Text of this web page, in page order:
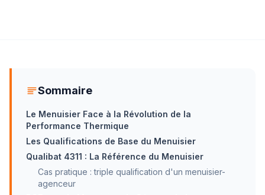
Sommaire
Le Menuisier Face à la Révolution de la
Performance Thermique
Les Qualifications de Base du Menuisier
Qualibat 4311 : La Référence du Menuisier
Cas pratique : triple qualification d'un menuisier-
agenceur